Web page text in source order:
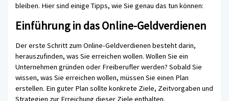
bleiben. Hier sind einige Tipps, wie Sie genau das tun können:
Einführung in das Online-Geldverdienen
Der erste Schritt zum Online-Geldverdienen besteht darin,
herauszufinden, was Sie erreichen wollen. Wollen Sie ein
Unternehmen gründen oder Freiberufler werden? Sobald Sie
wissen, was Sie erreichen wollen, müssen Sie einen Plan
erstellen. Ein guter Plan sollte konkrete Ziele, Zeitvorgaben und
Strategien zur Erreichung dieser Ziele enthalten.